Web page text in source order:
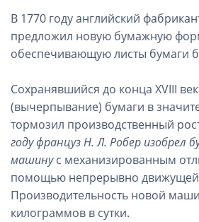
В 1770 году английский
предложил новую бумажную
обеспечивающую листы бумаги
Сохранявшийся до конца XVIII
(вычерпывание) бумаги в
тормозил производственный
году француз Н. Л. Робер изобрел
машинус механизированным
помощью непрерывно
Производительность новой
килограммов в сутки.